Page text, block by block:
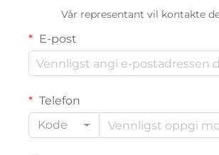
Vår representant vil kontakte
E-post
Telefon
Kode